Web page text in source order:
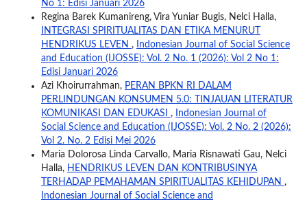
No 1: Edisi Januari 2026
Regina Barek Kumanireng, Vira Yuniar Bugis, Nelci Halla,
INTEGRASI SPIRITUALITAS DAN ETIKA MENURUT
HENDRIKUS LEVEN ,
Indonesian Journal of Social Science
and Education (IJOSSE): Vol. 2 No. 1 (2026): Vol 2 No 1:
Edisi Januari 2026
Azi Khoirurrahman, PERAN BPKN RI DALAM
PERLINDUNGAN KONSUMEN 5.0: TINJAUAN LITERATUR
KOMUNIKASI DAN EDUKASI ,
Indonesian Journal of
Social Science and Education (IJOSSE): Vol. 2 No. 2 (2026):
Vol 2. No. 2 Edisi Mei 2026
Maria Dolorosa Linda Carvallo, Maria Risnawati Gau, Nelci
Halla, HENDRIKUS LEVEN DAN KONTRIBUSINYA
TERHADAP PEMAHAMAN SPIRITUALITAS KEHIDUPAN ,
Indonesian Journal of Social Science and